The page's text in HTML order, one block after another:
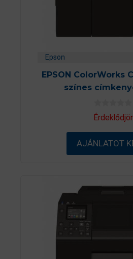
Epson
EPSON ColorWorks
színes
0
a
-
ő
AJÁNLATOT